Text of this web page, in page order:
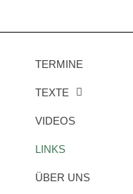
TERMINE
TEXTE
VIDEOS
LINKS
ÜBER UNS